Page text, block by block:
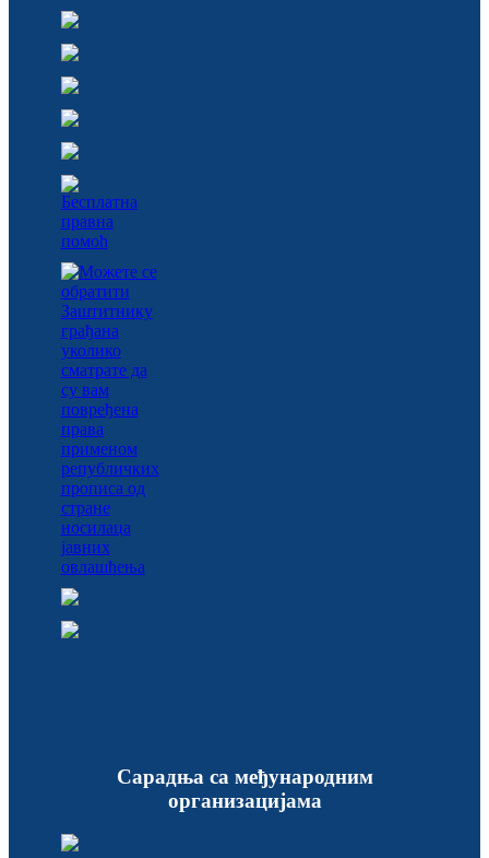
Сарадња са међународним
организацијама